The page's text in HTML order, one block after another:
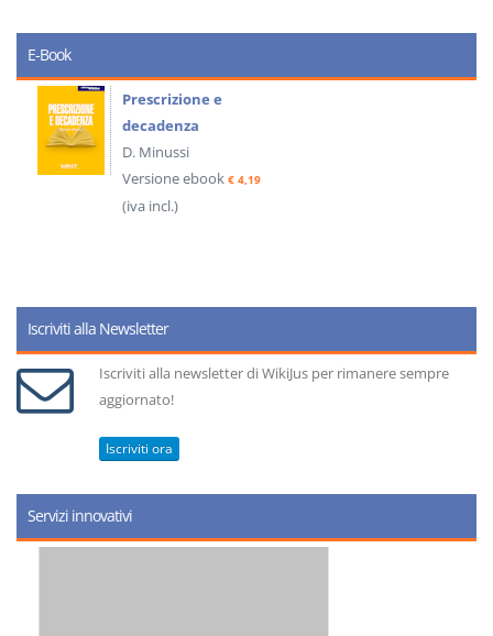
E-Book
Prescrizione e
decadenza
D. Minussi
Versione ebook € 4,19
(iva incl.)
Iscriviti alla Newsletter
Iscriviti alla newsletter di WikiJus per rimanere sempre
aggiornato!
Iscriviti ora
Servizi innovativi